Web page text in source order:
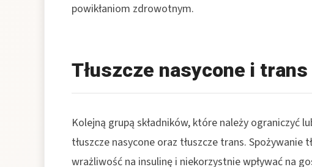
powikłaniom zdrowotnym.
Tłuszcze nasycone i trans
Kolejną grupą składników, które należy ograniczyć
tłuszcze nasycone oraz tłuszcze trans.
wrażliwość na insulinę i niekorzystnie wpływać na